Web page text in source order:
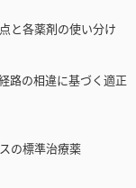
と各薬剤の使い分け
路の相違に基づく適正
の標準治療薬